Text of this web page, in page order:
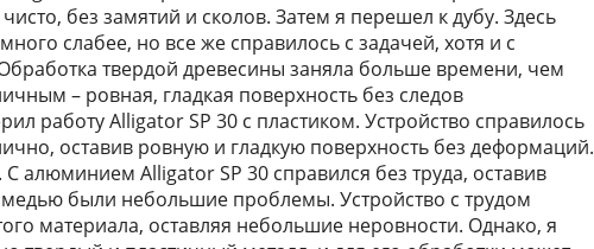
без замятий и сколов. Затем я перешел к дубу. Здесь
слабее, но все же справилось с задачей, хотя и с
твердой древесины заняла больше времени, чем
– ровная, гладкая поверхность без следов
работу Alligator SP 30 с пластиком. Устройство справилось
оставив ровную и гладкую поверхность без деформаций.
алюминием Alligator SP 30 справился без труда, оставив
были небольшие проблемы. Устройство с трудом
материала, оставляя небольшие неровности. Однако, я